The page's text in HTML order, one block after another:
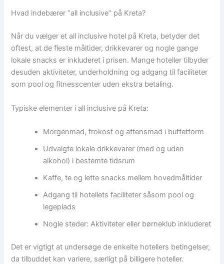
Hvad indebærer “all inclusive” på Kreta?
Når du vælger et all inclusive hotel på Kreta, betyder det
oftest, at de fleste måltider, drikkevarer og nogle gange
lokale snacks er inkluderet i prisen. Mange hoteller tilbyder
desuden aktiviteter, underholdning og adgang til faciliteter
som pool og fitnesscenter uden ekstra betaling.
Typiske elementer i all inclusive på Kreta:
Morgenmad, frokost og aftensmad i buffetform
Udvalgte lokale drikkevarer (med og uden
alkohol) i bestemte tidsrum
Kaffe, te og lette snacks mellem hovedmåltider
Adgang til hotellets faciliteter såsom pool og
legeplads
Nogle steder: Aktiviteter eller børneklub inkluderet
Det er vigtigt at undersøge de enkelte hotellers betingelser,
da tilbuddet kan variere, særligt på billigere hoteller.